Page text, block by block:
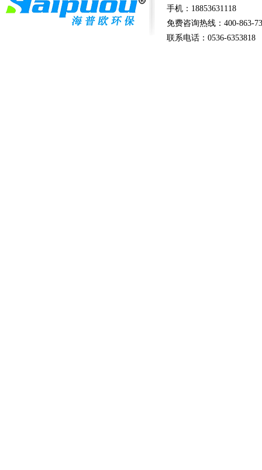
手机：18853631118
免费咨询热线：400-863-
联系电话：0536-6353818